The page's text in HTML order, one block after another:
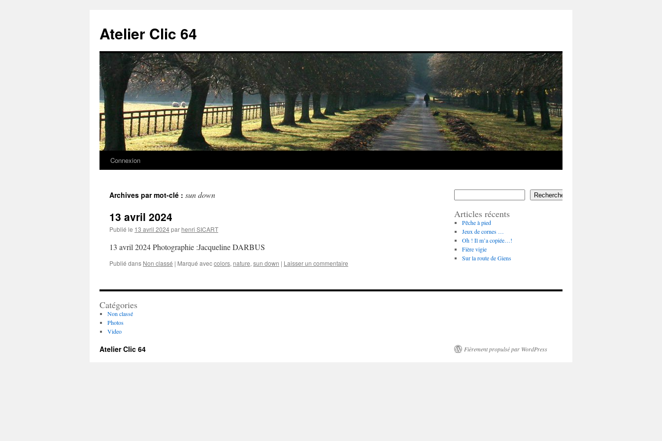
contenu
Atelier Clic 64
Connexion
Archives par mot-clé : sun down
13 avril 2024
Publié le 13 avril 2024par henri SICART
13 avril 2024 Photographie :Jacqueline DARBUS
Publié dans Non classé | Marqué aveccolors, nature, sun down | Laisser un commentaire
Rechercher
Articles récents
Pêche à pied
Jeux de cornes …
Oh ! Il m’a copiée…!
Fière vigie
Sur la route de Giens
Catégories
Non classé
Photos
Video
Atelier Clic 64 Fièrement propulsé par WordPress